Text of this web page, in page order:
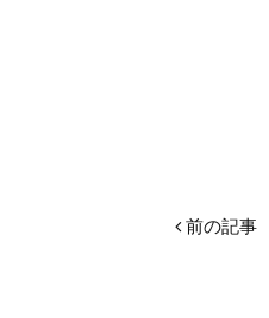
前の記事